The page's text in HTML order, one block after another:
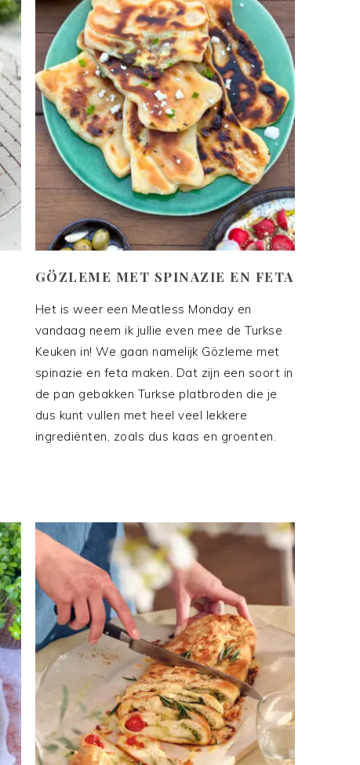
GÖZLEME MET SPINAZIE EN FETA
Het is weer een Meatless Monday en
vandaag neem ik jullie even mee de Turkse
Keuken in! We gaan namelijk Gözleme met
spinazie en feta maken. Dat zijn een soort in
de pan gebakken Turkse platbroden die je
dus kunt vullen met heel veel lekkere
ingrediënten, zoals dus kaas en groenten.